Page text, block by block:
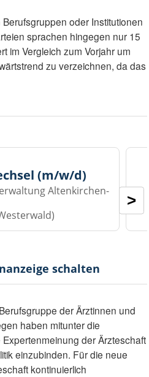
oder Institutionen
sprachen hingegen nur 15
im Vergleich zum Vorjahr um
zu verzeichnen, da das
(m/w/d)
Altenkirchen-
>
schalten
der Ärztinnen und
haben mitunter die
der Ärzteschaft
einzubinden. Für die neue
kontinuierlich